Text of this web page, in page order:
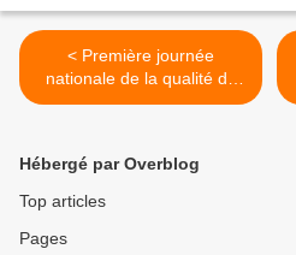
< Première journée
nationale de la qualité de
l’air le 25 septembre 2015
Hébergé par Overblog
Top articles
Pages